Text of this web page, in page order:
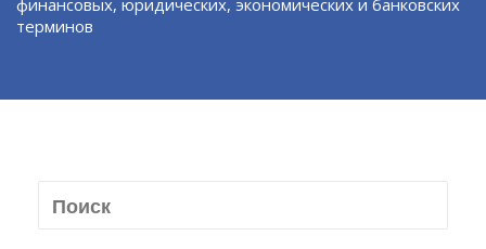
финансовых, юридических, экономических и банковских
терминов